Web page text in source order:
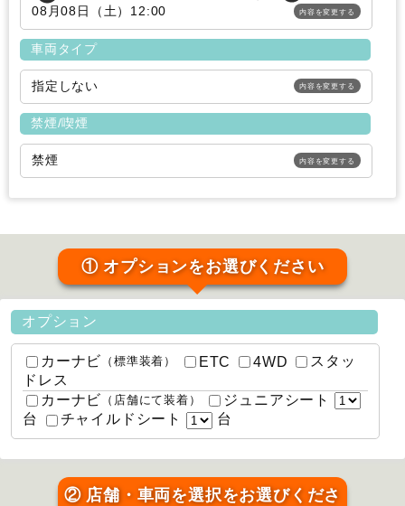
08月08日（土）12:00
内容を変更する
車両タイプ
指定しない 内容を変更する
禁煙/喫煙
禁煙 内容を変更する
① オプションをお選びください
オプション
カーナビ （標準装着） ETC 4WD
スタッ
ドレス
カーナビ （店舗にて装着）
ジュニアシート
台
チャイルドシート 台
② 店舗・車両を選択をお選びくださ